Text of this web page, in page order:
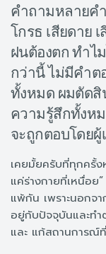
คำถามหลายค
โกรธ เสียดาย
ฝนต้องตก ทำไ
กว่านี้ ไม่มีคำต
ทั้งหมด ผมตัดสิ
ความรู้สึกทั้งห
จะถูกตอบโดย
เคยมั้ยครับที่ทุกครั้
แค่ร่างกายที่เหนื่อย
แพ้กัน เพราะนอกจ
อยู่กับปัจจุบันและท
และ แก้สถานการณ์